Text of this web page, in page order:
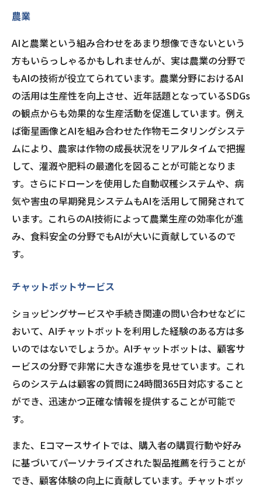
農業
AIと農業という組み合わせをあまり想像できないという
方もいらっしゃるかもしれませんが、実は農業の分野で
もAIの技術が役立てられています。農業分野におけるAI
の活用は生産性を向上させ、近年話題となっているSDGs
の観点からも効果的な生産活動を促進しています。例え
ば衛星画像とAIを組み合わせた作物モニタリングシステ
ムにより、農家は作物の成長状況をリアルタイムで把握
して、灌漑や肥料の最適化を図ることが可能となりま
す。さらにドローンを使用した自動収穫システムや、病
気や害虫の早期発見システムもAIを活用して開発されて
います。これらのAI技術によって農業生産の効率化が進
み、食料安全の分野でもAIが大いに貢献しているので
す。
チャットボットサービス
ショッピングサービスや手続き関連の問い合わせなどに
おいて、AIチャットボットを利用した経験のある方は多
いのではないでしょうか。AIチャットボットは、顧客サ
ービスの分野で非常に大きな進歩を見せています。これ
らのシステムは顧客の質問に24時間365日対応すること
ができ、迅速かつ正確な情報を提供することが可能で
す。
また、Eコマースサイトでは、購入者の購買行動や好み
に基づいてパーソナライズされた製品推薦を行うことが
でき、顧客体験の向上に貢献しています。チャットボッ